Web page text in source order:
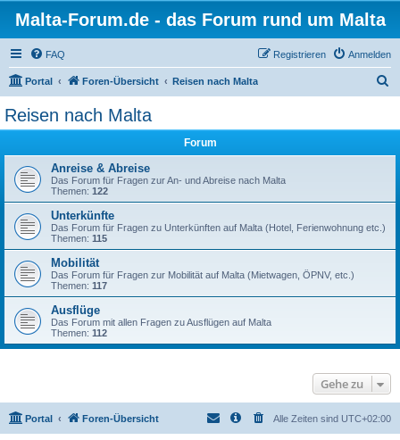
Malta-Forum.de - das Forum rund um Malta
FAQ Anmelden
Registrieren
Portal Foren-Übersicht Reisen nach Malta
Reisen nach Malta
Forum
Anreise & Abreise
Das Forum für Fragen zur An- und Abreise nach Malta
Themen: 122
Unterkünfte
Das Forum für Fragen zu Unterkünften auf Malta (Hotel, Ferienwohnung etc.)
Themen: 115
Mobilität
Das Forum für Fragen zur Mobilität auf Malta (Mietwagen, ÖPNV, etc.)
Themen: 117
Ausflüge
Das Forum mit allen Fragen zu Ausflügen auf Malta
Themen: 112
Gehe zu
Portal Foren-Übersicht Alle Zeiten sind UTC+02:00